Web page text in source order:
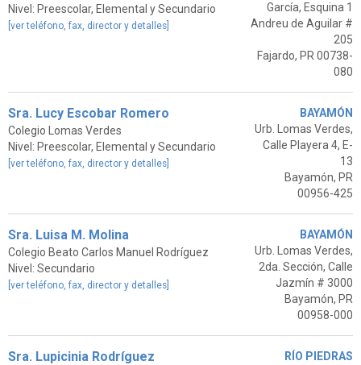
Nivel: Preescolar, Elemental y Secundario
[ver teléfono, fax, director y detalles]
García, Esquina 1
Andreu de Aguilar #
205
Fajardo, PR 00738-
080
Sra. Lucy Escobar Romero
Colegio Lomas Verdes
Nivel: Preescolar, Elemental y Secundario
[ver teléfono, fax, director y detalles]
BAYAMÓN
Urb. Lomas Verdes,
Calle Playera 4, E-
13
Bayamón, PR
00956-425
Sra. Luisa M. Molina
Colegio Beato Carlos Manuel Rodríguez
Nivel: Secundario
[ver teléfono, fax, director y detalles]
BAYAMÓN
Urb. Lomas Verdes,
2da. Sección, Calle
Jazmín # 3000
Bayamón, PR
00958-000
Sra. Lupicinia Rodríguez
RÍO PIEDRAS